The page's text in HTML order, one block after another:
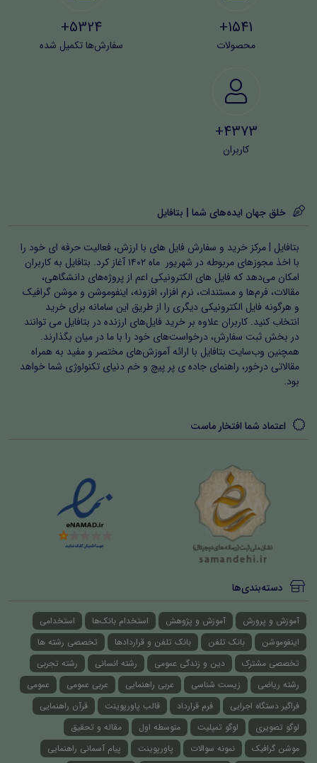
1541+
محصولات
5324+
سفارش‌ها تکمیل شده
4373+
کاربران
خلق جهان ایده‌های شما | بتافایل
بتافایل | مرکز خرید و سفارش فایل های با ارزش، فعالیت حرفه ای خود را
با اخذ مجوزهای مربوطه در شهریور ماه ۱۴۰۲ آغاز کرد. بتافایل به کاربران
امکان می‌دهد که فایل های الکترونیکی اعم از پروژه‌های دانشگاهی،
مقالات، فرم‌ها و مستندات، نرم افزار، افزونه، اینفوموشن و موشن گرافیک
و هرگونه فایل الکترونیکی دیگری را از طریق این سامانه برای خرید
انتخاب کنید. کاربران علاوه بر خرید فایل‌های ارزنده در بتافایل می توانند
در بخش ثبت سفارش، درخواست‌های خود را با ما در میان بگذارند.
همچنین وب‌سایت بتافایل با ارائه آموزش‌های مختصر و مفید به همراه
مقالاتی درخور، راهنمای جاده ی پر پیچ و خم دنیای تکنولوژی شما خواهد
بود.
اعتماد شما افتخار ماست
دسته‌بندی‌ها
آموزش و پرورش آموزش و پژوهش استخدام بانک‌ها
استخدامی
اینفوموشن
بانک تلفن بانک تلفن و قراردادها
تخصصی رشته ها
تخصصی مشترک
دین و زندگی عمومی رشته انسانی
رشته تجربی
رشته ریاضی
زیست شناسی عربی راهنمایی عربی عمومی
عمومی
فراگیر دستگاه اجرایی
فرم قرارداد قالب پاورپوینت
قرآن راهنمایی
لوگو تصویری
لوگو تمپلیت متوسطه اول
مقاله و تحقیق
موشن گرافیک
نمونه سوالات پاورپوینت
پیام آسمانی راهنمایی